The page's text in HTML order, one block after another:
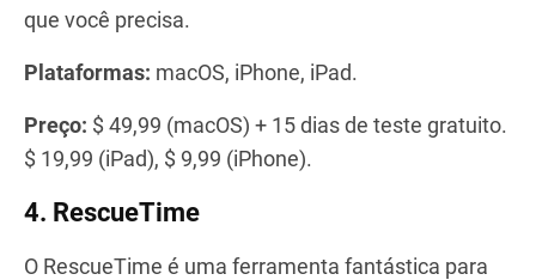
que você precisa.
Plataformas: macOS, iPhone, iPad.
Preço: $ 49,99 (macOS) + 15 dias de teste gratuito.
$ 19,99 (iPad), $ 9,99 (iPhone).
4. RescueTime
O RescueTime é uma ferramenta fantástica para